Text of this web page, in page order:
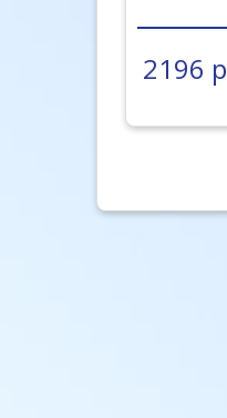
2196 р